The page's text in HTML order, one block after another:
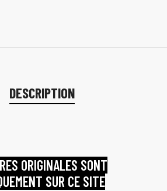
DESCRIPTION
ORIGINALES SONT
SUR CE SITE